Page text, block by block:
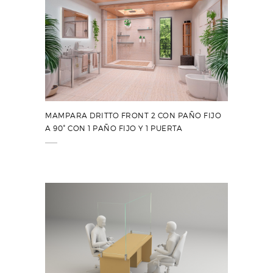
MAMPARA DRITTO FRONT 2 CON PAÑO FIJO
A 90° CON 1 PAÑO FIJO Y 1 PUERTA